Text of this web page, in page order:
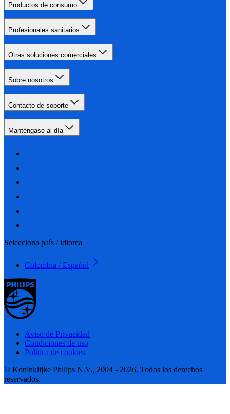
Productos de consumo
Profesionales sanitarios
Otras soluciones comerciales
Sobre nosotros
Contacto de soporte
Manténgase al día
Selecciona país / idioma
Colombia / Español
Aviso de Privacidad
Condiciones de uso
Política de cookies
© Koninklijke Philips N.V., 2004 - 2026. Todos los derechos
reservados.